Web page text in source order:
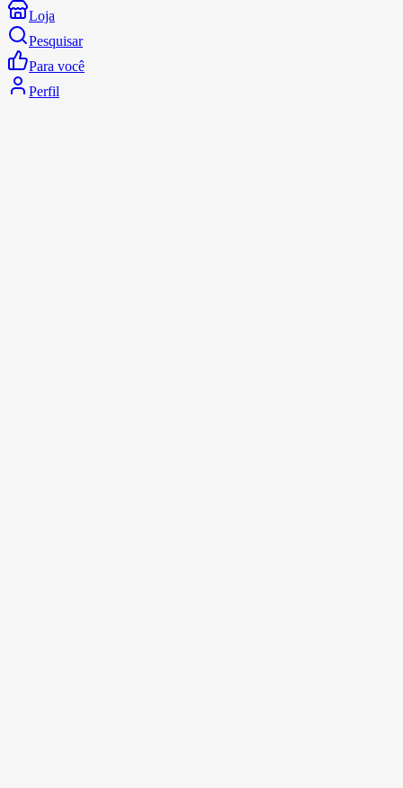
Loja
Pesquisar
Para você
Perfil